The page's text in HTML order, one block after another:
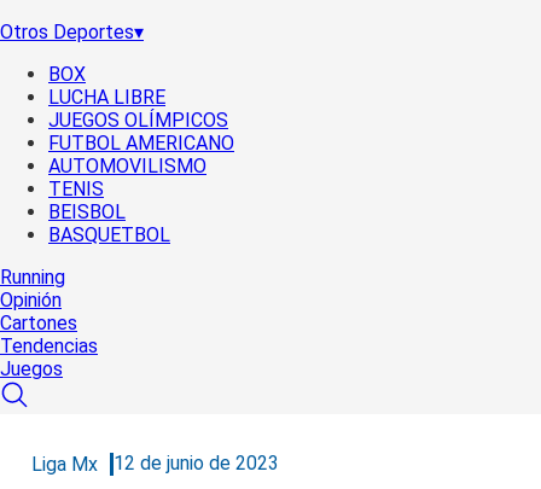
Otros Deportes▾
BOX
LUCHA LIBRE
JUEGOS OLÍMPICOS
FUTBOL AMERICANO
AUTOMOVILISMO
TENIS
BEISBOL
BASQUETBOL
Running
Opinión
Cartones
Tendencias
Juegos
Liga Mx 12 de junio de 2023